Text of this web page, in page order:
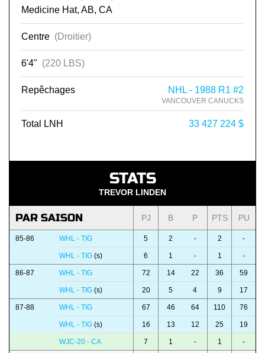
Medicine Hat, AB, CA
Centre (Droitier)
6'4" (220 LBS)
Repêchages NHL - 1988 R1 #2
VANCOUVER CANUCKS
Total LNH 33 427 224 $
STATS
TREVOR LINDEN
PAR SAISON PJ B P PTS PU
85-86 WHL - TIG 5 2 - 2 -
WHL - TIG (s) 6 1 - 1 -
86-87 WHL - TIG 72 14 22 36 59
WHL - TIG (s) 20 5 4 9 17
87-88 WHL - TIG 67 46 64 110 76
WHL - TIG (s) 16 13 12 25 19
WJC-20 - CA 7 1 - 1 -